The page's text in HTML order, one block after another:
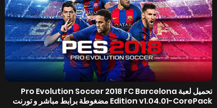
تحميل لعبة Pro Evolution Soccer 2018 FC Barcelona
Edition v1.04.01-CorePack مضغوطة برابط مباشر و تورنت